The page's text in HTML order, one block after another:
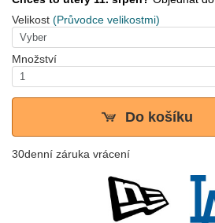
Velikost (Průvodce velikostmi)
Množství
Do košíku
30denní záruka vrácení